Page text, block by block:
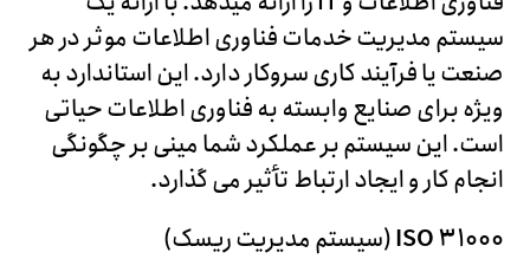
سیستم مدیریت خدمات فناوری اطلاعات موثر در هر
صنعت یا فرآیند کاری سروکار دارد. این استاندارد به
ویژه برای صنایع وابسته به فناوری اطلاعات حیاتی
است. این سیستم بر عملکرد شما مینی بر چگونگی
انجام کار و ایجاد ارتباط تأثیر می گذارد.
ISO 31000(سیستم مدیریت ریسک)